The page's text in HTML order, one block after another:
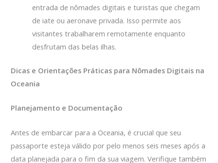
entrada de nômades digitais e turistas que chegam
de iate ou aeronave privada. Isso permite aos
visitantes trabalharem remotamente enquanto
desfrutam das belas ilhas.
Dicas e Orientações Práticas para Nômades Digitais na
Oceania
Planejamento e Documentação
Antes de embarcar para a Oceania, é crucial que seu
passaporte esteja válido por pelo menos seis meses após a
data planejada para o fim da sua viagem. Verifique também